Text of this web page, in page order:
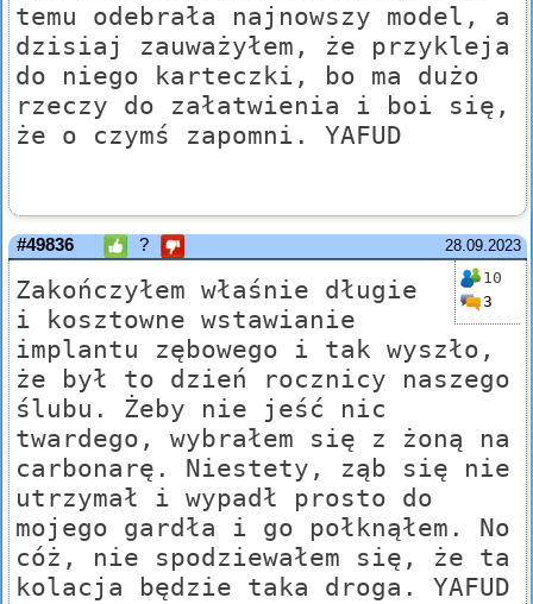
temu odebrała najnowszy model, a
dzisiaj zauważyłem, że przykleja
do niego karteczki, bo ma dużo
rzeczy do załatwienia i boi się,
że o czymś zapomni. YAFUD
28.09.2023
#49836 ?
10
3
Zakończyłem właśnie długie
i kosztowne wstawianie
implantu zębowego i tak wyszło,
że był to dzień rocznicy naszego
ślubu. Żeby nie jeść nic
twardego, wybrałem się z żoną na
carbonarę. Niestety, ząb się nie
utrzymał i wypadł prosto do
mojego gardła i go połknąłem. No
cóż, nie spodziewałem się, że ta
kolacja będzie taka droga. YAFUD